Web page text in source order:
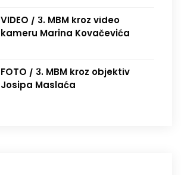
VIDEO / 3. MBM kroz video
kameru Marina Kovačevića
FOTO / 3. MBM kroz objektiv
Josipa Maslaća